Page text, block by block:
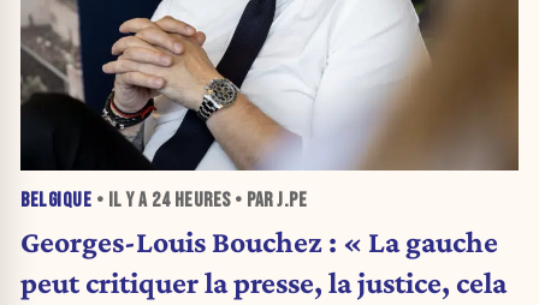
BELGIQUE • IL Y A 24 HEURES• PAR J.PE
Georges-Louis Bouchez : « La gauche
peut critiquer la presse, la justice, cela